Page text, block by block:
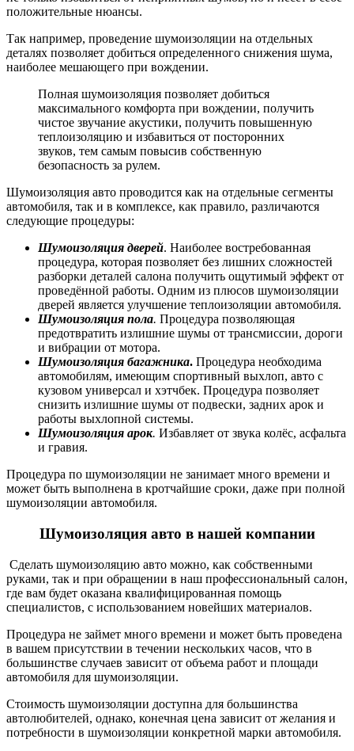
положительные нюансы.
Так например, проведение шумоизоляции на отдельных
деталях позволяет добиться определенного снижения шума,
наиболее мешающего при вождении.
Полная шумоизоляция позволяет добиться
максимального комфорта при вождении, получить
чистое звучание акустики, получить повышенную
теплоизоляцию и избавиться от посторонних
звуков, тем самым повысив собственную
безопасность за рулем.
Шумоизоляция авто проводится как на отдельные сегменты
автомобиля, так и в комплексе, как правило, различаются
следующие процедуры:
Шумоизоляция дверей. Наиболее востребованная
процедура, которая позволяет без лишних сложностей
разборки деталей салона получить ощутимый эффект от
проведённой работы. Одним из плюсов шумоизоляции
дверей является улучшение теплоизоляции автомобиля.
Шумоизоляция пола. Процедура позволяющая
предотвратить излишние шумы от трансмиссии, дороги
и вибрации от мотора.
Шумоизоляция багажника. Процедура необходима
автомобилям, имеющим спортивный выхлоп, авто с
кузовом универсал и хэтчбек. Процедура позволяет
снизить излишние шумы от подвески, задних арок и
работы выхлопной системы.
Шумоизоляция арок. Избавляет от звука колёс, асфальта
и гравия.
Процедура по шумоизоляции не занимает много времени и
может быть выполнена в кротчайшие сроки, даже при полной
шумоизоляции автомобиля.
Шумоизоляция авто в нашей компании
Сделать шумоизоляцию авто можно, как собственными
руками, так и при обращении в наш профессиональный салон,
где вам будет оказана квалифицированная помощь
специалистов, с использованием новейших материалов.
Процедура не займет много времени и может быть проведена
в вашем присутствии в течении нескольких часов, что в
большинстве случаев зависит от объема работ и площади
автомобиля для шумоизоляции.
Стоимость шумоизоляции доступна для большинства
автолюбителей, однако, конечная цена зависит от желания и
потребности в шумоизоляции конкретной марки автомобиля.